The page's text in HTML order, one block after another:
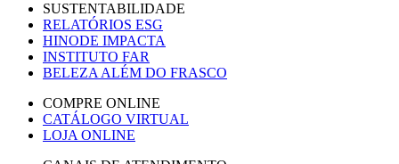
SUSTENTABILIDADE
RELATÓRIOS ESG
HINODE IMPACTA
INSTITUTO FAR
BELEZA ALÉM DO FRASCO
COMPRE ONLINE
CATÁLOGO VIRTUAL
LOJA ONLINE